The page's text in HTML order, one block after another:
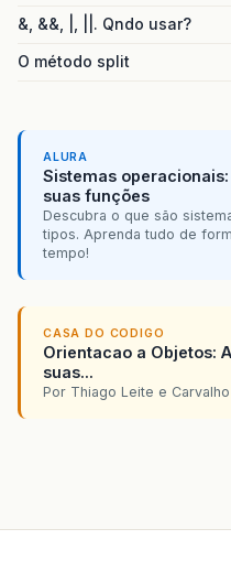
&, &&, |, ||. Qndo usar?
O método split
ALURA
Sistemas
suas funções
Descubra o que são
tipos. Aprenda tudo de
tempo!
CASA DO CODIGO
Orientacao a Objetos:
suas...
Por Thiago Leite e